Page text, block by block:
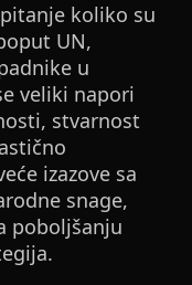
koliko su
UN,
u
veliki napori
stvarnost
izazove sa
snage,
poboljšanju